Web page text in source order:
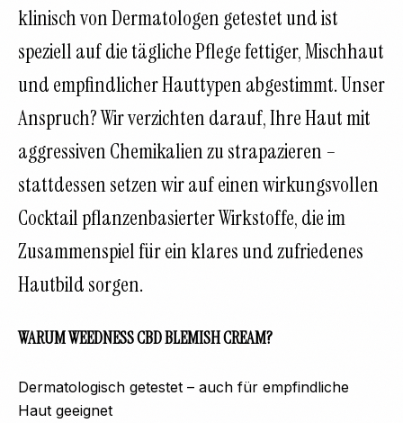
klinisch von Dermatologen getestet und ist
speziell auf die tägliche Pflege fettiger, Mischhaut
und empfindlicher Hauttypen abgestimmt. Unser
Anspruch? Wir verzichten darauf, Ihre Haut mit
aggressiven Chemikalien zu strapazieren –
stattdessen setzen wir auf einen wirkungsvollen
Cocktail pflanzenbasierter Wirkstoffe, die im
Zusammenspiel für ein klares und zufriedenes
Hautbild sorgen.
WARUM WEEDNESS CBD BLEMISH CREAM?
Dermatologisch getestet – auch für empfindliche
Haut geeignet